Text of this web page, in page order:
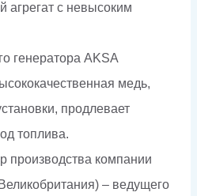
агрегат с невысоким
генератора AKSA
медь,
продлевает
топлива.
производства компании
– ведущего